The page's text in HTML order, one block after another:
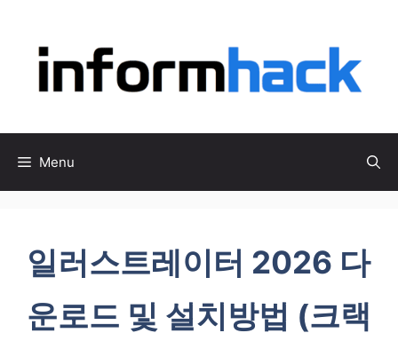
Menu
일러스트레이터 2026 다
운로드 및 설치방법 (크랙